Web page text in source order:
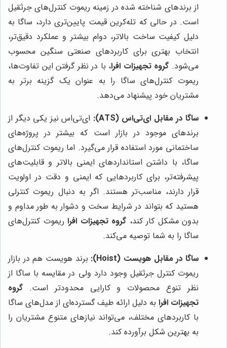
از برندهای شناخته شده در زمینه ریموت کنترل‌های جرثقیل
است. در حالی که تله‌کرین قیمت پایین‌تری دارد، ساگا به
دلیل کیفیت ساخت بالاتر، دوام بیشتر و عملکرد دقیق‌تر،
انتخاب بهتری برای کاربردهای صنعتی سنگین محسوب
می‌شود. گروه تجهیزات افرا، با در نظر گرفتن این تفاوت‌ها،
ریموت کنترل‌های ساگا را به عنوان یک گزینه برتر به
مشتریان خود پیشنهاد می‌دهد.
ساگا در مقابل ای‌تی‌اس (ATS):
ای‌تی‌اس نیز یکی دیگر از
برندهای موجود در بازار است که بیشتر در پروژه‌های
ساختمانی مورد استفاده قرار می‌گیرد. اما ریموت کنترل‌های
ساگا، با داشتن استانداردهای ایمنی بالاتر و قابلیت‌های
پیشرفته‌تر، برای کاربردهایی که ایمنی و دقت در اولویت
قرار دارند، مناسب‌تر هستند. اگر به دنبال ریموت کنترلی
هستید که بتواند در شرایط سخت و دشوار به طور مداوم و
بدون مشکل کار کند، گروه تجهیزات افرا ریموت کنترل‌های
ساگا را به شما توصیه می‌کند.
ساگا در مقابل هویست (Hoist):
برند هویست هم در بازار
ریموت کنترل جرثقیل وجود دارد ولی در مقایسه با ساگا از
نظر تنوع محصولات و کارایی محدودتر است. گروه
تجهیزات افرا به دلیل ارائه طیف گسترده‌ای از مدل‌های ساگا
با کاربردهای مختلف، می‌تواند نیازهای متنوع مشتریان را
به بهترین شکل برآورده کند.